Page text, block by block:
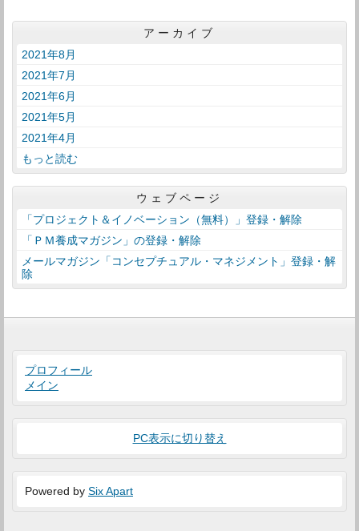
アーカイブ
2021年8月
2021年7月
2021年6月
2021年5月
2021年4月
もっと読む
ウェブページ
「プロジェクト＆イノベーション（無料）」登録・解除
「ＰＭ養成マガジン」の登録・解除
メールマガジン「コンセプチュアル・マネジメント」登録・解
除
プロフィール
メイン
PC表示に切り替え
Powered by Six Apart